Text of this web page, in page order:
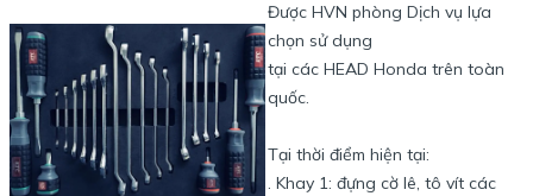
Được HVN phòng Dịch vụ lựa
chọn sử dụng
tại các HEAD Honda trên toàn
quốc.
Tại thời điểm hiện tại:
. Khay 1: đựng cờ lê, tô vít các